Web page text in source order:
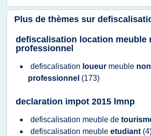
Plus de thèmes sur
defiscalisation location meuble
professionnel
defiscalisation loueur meuble non
professionnel (173)
declaration impot 2015 lmnp
defiscalisation meuble de
defiscalisation meuble etudiant